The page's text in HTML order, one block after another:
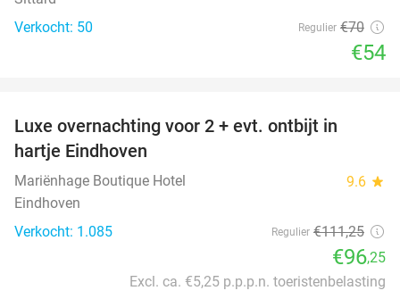
Verkocht: 50
Regulier €70
€54
Luxe overnachting voor 2 + evt. ontbijt in
hartje Eindhoven
Mariënhage Boutique Hotel 9.6 star
Eindhoven
Verkocht: 1.085
Regulier €111,25
€96,25
Excl. ca. €5,25 p.p.p.n. toeristenbelasting